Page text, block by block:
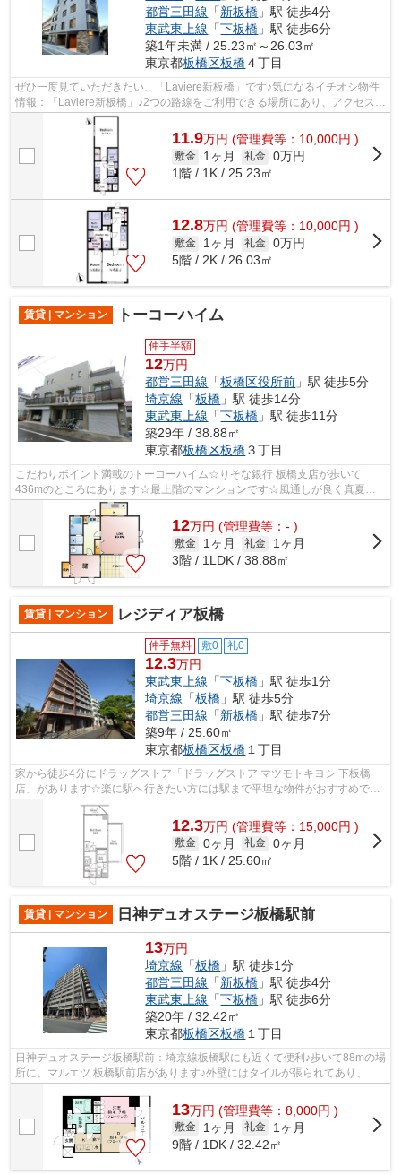
都営三田線 「新板橋 」駅 徒歩4分
東武東上線 「下板橋 」駅 徒歩6分
築1年未満 / 25.23㎡～26.03㎡
東京都板橋区板橋４丁目
ぜひ一度見ていただきたい、「Laviere新板橋」です♪気になるイチオシ物件
情報：「Laviere新板橋」♪2つの路線をご利用できる場所にあり、アクセスは
とても便利です♪こちらの物件はマン...
11.9万円 (管理費等：10,000円 )
敷金 1ヶ月 礼金 0万円
1階 / 1K / 25.23㎡
12.8万円 (管理費等：10,000円 )
敷金 1ヶ月 礼金 0万円
5階 / 2K / 26.03㎡
賃貸 | マンション トーコーハイム
仲手半額
12万円
都営三田線 「板橋区役所前 」駅 徒歩5分
埼京線 「板橋 」駅 徒歩14分
東武東上線 「下板橋 」駅 徒歩11分
築29年 / 38.88㎡
東京都板橋区板橋３丁目
こだわりポイント満載のトーコーハイム☆りそな銀行 板橋支店が歩いて
436mのところにあります☆最上階のマンションです☆風通しが良く真夏の
暑い日も快適に過ごせるマンションです☆防犯対...
12万円 (管理費等：- )
敷金 1ヶ月 礼金
1ヶ月
3階 / 1LDK / 38.88㎡
賃貸 | マンション レジディア板橋
仲手無料 敷0 礼0
12.3万円
東武東上線 「下板橋 」駅 徒歩1分
埼京線 「板橋 」駅 徒歩5分
都営三田線 「新板橋 」駅 徒歩7分
築9年 / 25.60㎡
東京都板橋区板橋１丁目
家から徒歩4分にドラッグストア「ドラッグストア マツモトキヨシ 下板橋
店」があります☆楽に駅へ行きたい方には駅まで平坦な物件がおすすめです
☆2つの路線が利用可能で、片方の路線に...
12.3万円 (管理費等：15,000円 )
敷金 0ヶ月 礼金 0ヶ月
5階 / 1K / 25.60㎡
賃貸 | マンション 日神デュオステージ板橋駅前
13万円
埼京線 「板橋 」駅 徒歩1分
都営三田線 「新板橋 」駅 徒歩4分
東武東上線 「下板橋 」駅 徒歩6分
築20年 / 32.42㎡
東京都板橋区板橋 １丁目
日神デュオステージ板橋駅前：埼京線板橋駅にも近くて便利♪歩いて88mの場
所に、マルエツ 板橋駅前店があります♪外壁にはタイルが張られてあり、印
13万円 (管理費等：8,000円 )
敷金 1ヶ月 礼金
1ヶ月
9階 / 1DK / 32.42㎡